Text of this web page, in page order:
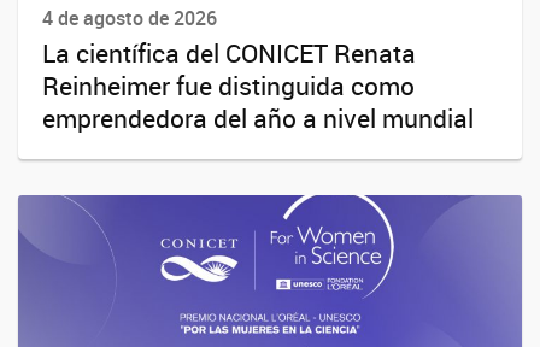
4 de agosto de 2026
La científica del CONICET Renata
Reinheimer fue distinguida como
emprendedora del año a nivel mundial